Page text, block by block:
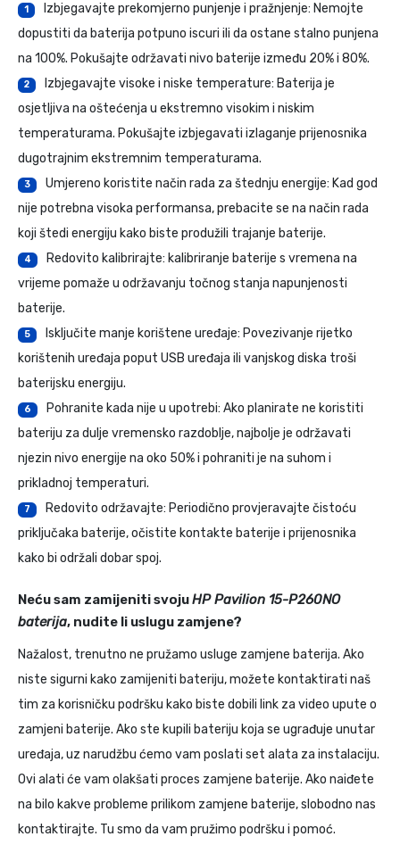
1
Izbjegavajte prekomjerno punjenje i pražnjenje: Nemojte
dopustiti da baterija potpuno iscuri ili da ostane stalno punjena
na 100%. Pokušajte održavati nivo baterije između 20% i 80%.
2
Izbjegavajte visoke i niske temperature: Baterija je
osjetljiva na oštećenja u ekstremno visokim i niskim
temperaturama. Pokušajte izbjegavati izlaganje prijenosnika
dugotrajnim ekstremnim temperaturama.
3
Umjereno koristite način rada za štednju energije: Kad god
nije potrebna visoka performansa, prebacite se na način rada
koji štedi energiju kako biste produžili trajanje baterije.
4
Redovito kalibrirajte: kalibriranje baterije s vremena na
vrijeme pomaže u održavanju točnog stanja napunjenosti
baterije.
5
Isključite manje korištene uređaje: Povezivanje rijetko
korištenih uređaja poput USB uređaja ili vanjskog diska troši
baterijsku energiju.
6
Pohranite kada nije u upotrebi: Ako planirate ne koristiti
bateriju za dulje vremensko razdoblje, najbolje je održavati
njezin nivo energije na oko 50% i pohraniti je na suhom i
prikladnoj temperaturi.
7
Redovito održavajte: Periodično provjeravajte čistoću
priključaka baterije, očistite kontakte baterije i prijenosnika
kako bi održali dobar spoj.
Neću sam zamijeniti svojuHP Pavilion 15-P260NO
baterija, nudite li uslugu zamjene?
Nažalost, trenutno ne pružamo usluge zamjene baterija. Ako
niste sigurni kako zamijeniti bateriju, možete kontaktirati naš
tim za korisničku podršku kako biste dobili link za video upute o
zamjeni baterije. Ako ste kupili bateriju koja se ugrađuje unutar
uređaja, uz narudžbu ćemo vam poslati set alata za instalaciju.
Ovi alati će vam olakšati proces zamjene baterije. Ako naiđete
na bilo kakve probleme prilikom zamjene baterije, slobodno nas
kontaktirajte. Tu smo da vam pružimo podršku i pomoć.